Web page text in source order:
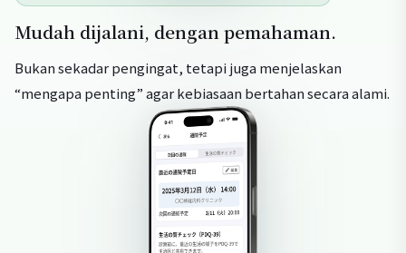
Mudah dijalani, dengan pemahaman.
Bukan sekadar pengingat, tetapi juga menjelaskan
“mengapa penting” agar kebiasaan bertahan secara alami.